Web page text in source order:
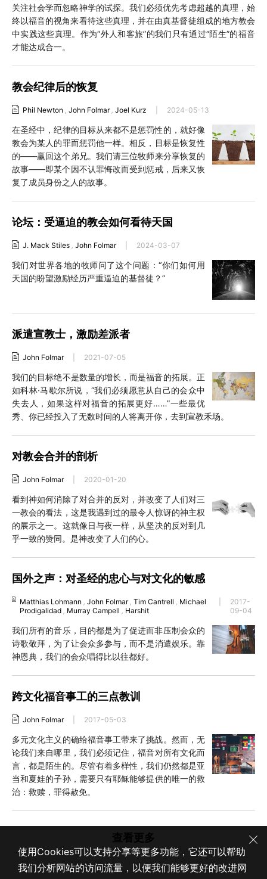
关注社会学而忽略神学的试探。我们必须优先考虑超越的真理，始
终以福音的视角来看待这些真理，并在由真基督徒组成的地方教会
中实践这些真理。作为“外人和客旅”的我们只有通过“陌生”的福音
才能达成合一。
教会纪律后的恢复
Phil Newton , John Folmar , Joel Kurz 2024-05-13
在圣经中，纪律的目标从来都不是惩罚性的，就好像
教会为某人的罪而惩罚他一样。相反，目标是恢复性
的——赢回这个弟兄。我们请三位牧师来分享恢复的
故事——即某个因不认罪悔改而受到惩戒，后来又恢
复了成员身份之人的故事。
论坛：受逼迫的教会如何看待天国
J. Mack Stiles , John Folmar 2024-03-07
我们对世界各地的牧师问了这个问题：“你们如何用
天国的盼望激励经历严重逼迫的基督徒？”
派遣宣教士，激励差派者
John Folmar 2021-07-05
我们的目标绝不是数量的增长，而是福音的拓展。正
如科林·马歇尔所说，“我们必须愿意从自己的会众中
失去人，如果这样对福音的拓展更好……”一些最优
秀、你已经投入了无数时间的人将离开你，去到宣教禾场。
对教会合并的剖析
John Folmar 2020-01-20
看到神如何消除了对合并的反对，并改变了人们对三
一教会的看法，这是我遇到过的最令人惊讶的神主权
的展示之一。这就像日与夜一样，从坚决的反对到几
乎一致的赞同。是神改变了人们的心。
国外之声：对圣经的忠心与对文化的敏感
Matthias Lohmann ,John Folmar ,Tim Cantrell
Michael
Prodigalidad
Murray Campell Harshit
2017-
09-04
我们所有的音乐，目的都是为了促进而非压制会众的
诗歌敬拜，为了让会众多参与，而不是消遣娱乐。靠
神恩典，我们的会众唱得比以往都好。
跨文化福音事工的三点教训
John Folmar 2017-05-03
多元文化主义的确给福音事工带来了挑战。然而，无
论我们来自哪里，我们必须记住，福音对所有文化而
言，都是陌生的。尽管有着多样性，我们仍然都是亚
当和夏娃的子孙，需要只有耶稣能够提供的唯一的救
治：救赎，罪得赦免。
查看更多
使用Cookies可以支持分享等更多功能，它还可以帮助
我们分析网站的访问流量，以便我们能够更好的改进网